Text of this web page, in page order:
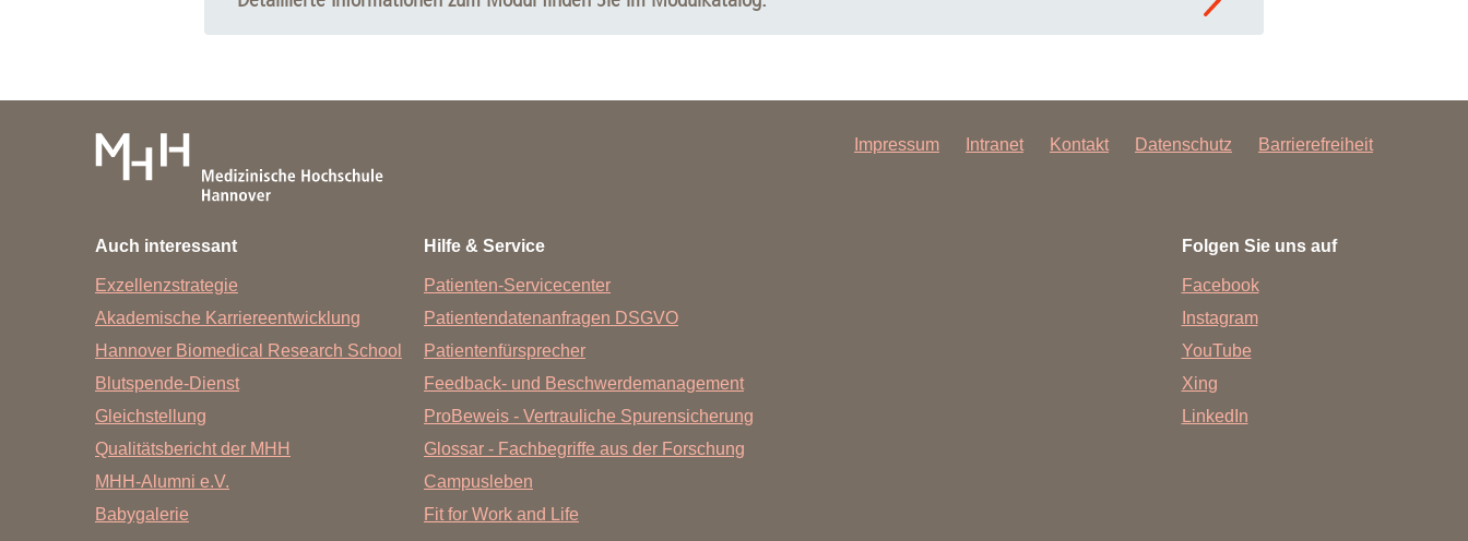
Impressum Intranet Kontakt Datenschutz Barrierefreiheit
Auch interessant
Exzellenzstrategie
Akademische Karriereentwicklung
Hannover Biomedical Research School
Blutspende-Dienst
Gleichstellung
Qualitätsbericht der MHH
MHH-Alumni e.V.
Babygalerie
Hilfe & Service
Patienten-Servicecenter
Patientendatenanfragen DSGVO
Patientenfürsprecher
Feedback- und Beschwerdemanagement
ProBeweis - Vertrauliche Spurensicherung
Glossar - Fachbegriffe aus der Forschung
Campusleben
Fit for Work and Life
Folgen Sie uns auf
Facebook
Instagram
YouTube
Xing
LinkedIn